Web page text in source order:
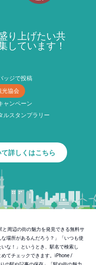
り上げたい共
しています！
ッジで投稿
協会
ャンペーン
ルスタンプラリー
詳しくはこちら
周辺の街の魅力を発見できる無料サ
場所があるんだろう？」「いつも使
な！」というとき、駅名で検索し
てチェックできます。iPhone /